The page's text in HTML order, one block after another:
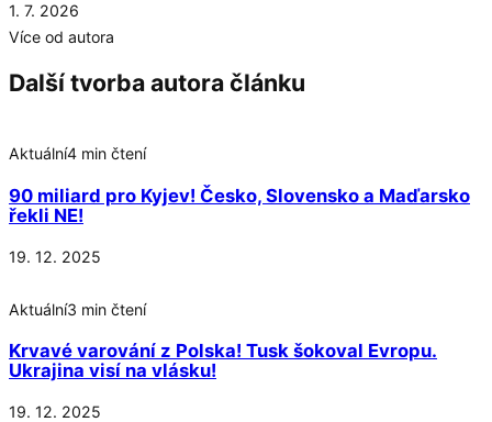
1. 7. 2026
Více od autora
Další tvorba autora článku
Aktuální4 min čtení
90 miliard pro Kyjev! Česko, Slovensko a Maďarsko
řekli NE!
19. 12. 2025
Aktuální3 min čtení
Krvavé varování z Polska! Tusk šokoval Evropu.
Ukrajina visí na vlásku!
19. 12. 2025